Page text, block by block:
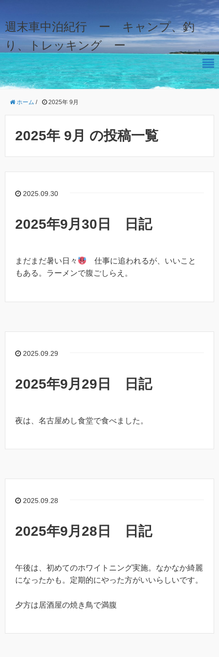
週末車中泊紀行 ー キャンプ、釣
り、トレッキング ー
ホーム / 2025年 9月
2025年 9月 の投稿一覧
2025.09.30
2025年9月30日 日記
まだまだ暑い日々
仕事に追われるが、いいこと
もある。ラーメンで腹ごしらえ。
2025.09.29
2025年9月29日 日記
夜は、名古屋めし食堂で食べました。
2025.09.28
2025年9月28日 日記
午後は、初めてのホワイトニング実施。なかなか綺麗
になったかも。定期的にやった方がいいらしいです。
夕方は居酒屋の焼き鳥で満腹